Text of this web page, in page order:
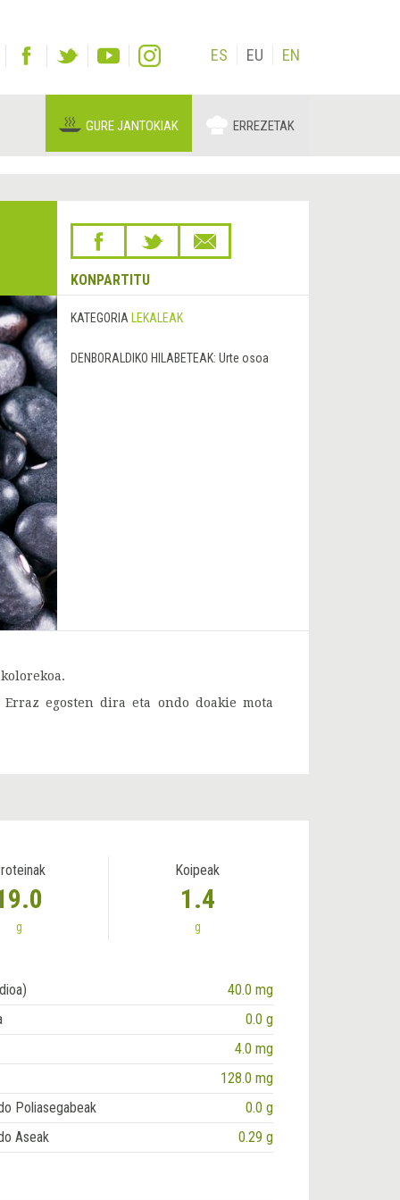
ES EU EN
GURE JANTOKIAK ERREZETAK
KONPARTITU
KATEGORIA LEKALEAK
DENBORALDIKO HILABETEAK: Urte osoa
egosten dira eta ondo doakie mota
g
Koipeak
1.4
g
40.0 mg
0.0 g
4.0 mg
128.0 mg
Poliasegabeak
0.0 g
Aseak
0.29 g